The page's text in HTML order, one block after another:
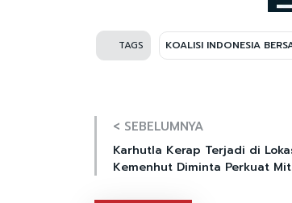
TAGS KOALISI INDONESIA
< SEBELUMNYA
Karhutla Kerap Terjadi di
Kemenhut Diminta Perkuat